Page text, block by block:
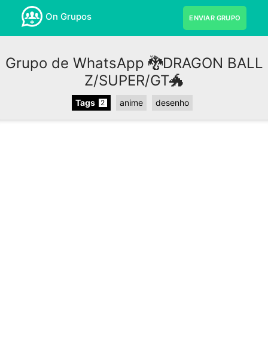
On Grupos ENVIAR GRUPO
Grupo de WhatsApp 🐉DRAGON BALL
Z/SUPER/GT🐲
Tags 2 anime desenho